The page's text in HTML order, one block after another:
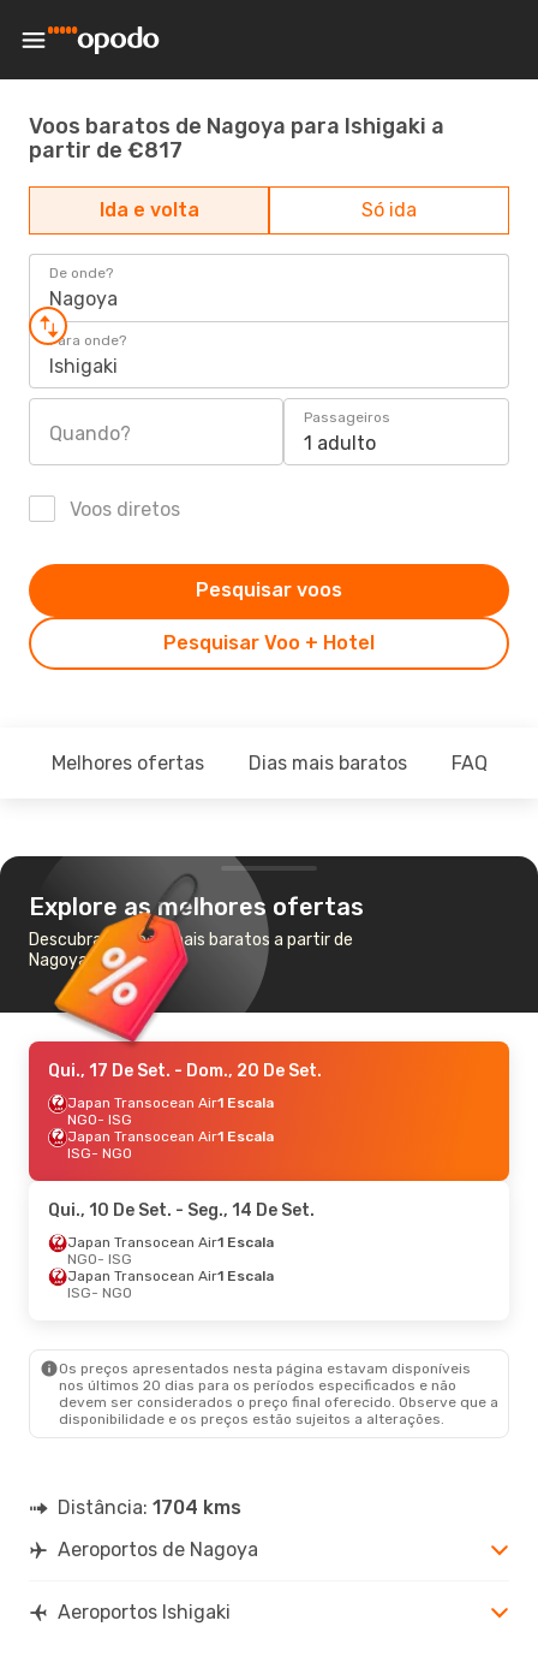
Voos baratos de Nagoya para Ishigaki a
partir de €817
Ida e volta Só ida
De onde?
Nagoya
Para onde?
Ishigaki
Quando?
Passageiros
1 adulto
Voos diretos
Pesquisar Voo + Hotel
Pesquisar voos
Melhores ofertas Dias mais baratos FAQ
Explore as melhores ofertas
Descubra os voos mais baratos a partir de
Nagoya para Ishigaki
Qui., 17 De Set. - Dom., 20 De Set.
Japan Transocean Air1 Escala
NGO- ISG
Japan Transocean Air1 Escala
ISG- NGO
Qui., 10 De Set. - Seg., 14 De Set.
Japan Transocean Air1 Escala
NGO- ISG
Japan Transocean Air1 Escala
ISG- NGO
Os preços apresentados nesta página estavam disponíveis
nos últimos 20 dias para os períodos especificados e não
devem ser considerados o preço final oferecido. Observe que a
disponibilidade e os preços estão sujeitos a alterações.
Distância: 1704 kms
Aeroportos de Nagoya
Aeroportos Ishigaki